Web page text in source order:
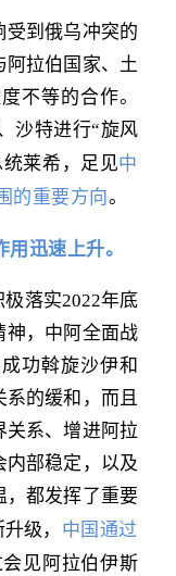
受到俄乌冲突的
阿拉伯国家、土
不等的合作。
沙特进行“旋风
莱希，足见中
的重要方向。
迅速上升。
落实2022年底
神，中阿全面战
功斡旋沙伊和
系的缓和，而且
关系、增进阿拉
内部稳定，以及
，都发挥了重要
级， 中国通过
会见阿拉伯伊斯